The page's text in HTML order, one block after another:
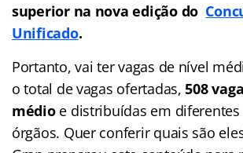
superior na nova edição do
Unificado.
Portanto, vai ter vagas de nível
o total de vagas ofertadas,508
médioe distribuídas em diferentes
órgãos. Quer conferir quais são